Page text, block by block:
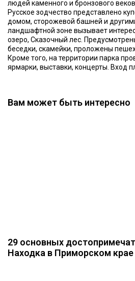
людей каменного и бронзового
Русское зодчество представлено
домом, сторожевой башней и
ландшафтной зоне вызывает
озеро, Сказочный лес.
беседки, скамейки, проложены
Кроме того, на территории парка
ярмарки, выставки, концерты. Вход
Вам может быть интересно
29 основных
Находка в Приморском крае